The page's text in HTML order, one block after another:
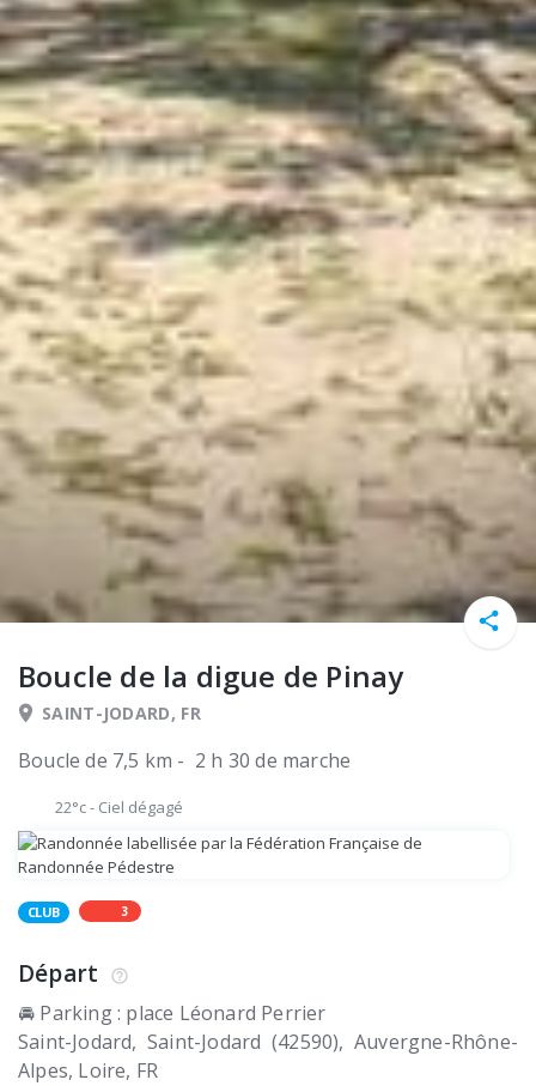
Boucle de la digue de Pinay
SAINT-JODARD, FR
Boucle de 7,5 km - 2 h 30 de marche
22°c- Ciel dégagé
CLUB 3
Départ
🚘 Parking : place Léonard Perrier
Saint-Jodard
Saint-Jodard (42590)
Auvergne-Rhône-
Alpes, Loire FR